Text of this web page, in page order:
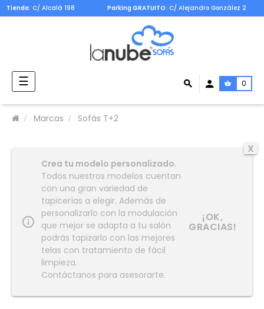
Tienda: C/ Alcalá 198 Parking GRATUITO: C/ Alejandro González 2
Navegación
de
palanca
☰ 0
Marcas Sofás T+2
X
info_outline
Crea tu modelo personalizado.
Todos nuestros modelos cuentan
con una gran variedad de
tapicerías a elegir. Además de
personalizarlo con la modulación
que mejor se adapta a tu salón
podrás tapizarlo con las mejores
telas con tratamiento de fácil
limpieza.
Contáctanos para asesorarte.
¡OK,
GRACIAS!